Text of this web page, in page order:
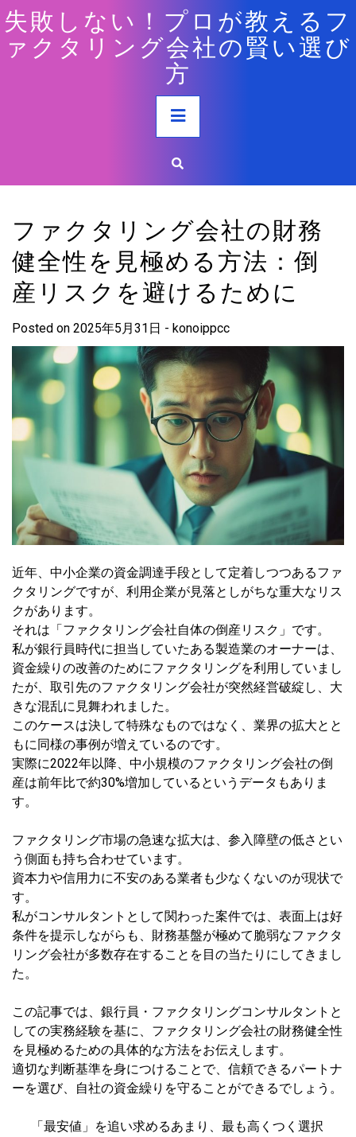
Skip
to
content
失敗しない！プロが教えるフ
ァクタリング会社の賢い選び
方
Primary
Menu
ファクタリング会社の財務
健全性を見極める方法：倒
産リスクを避けるために
Posted on 2025年5月31日 - konoippcc
近年、中小企業の資金調達手段として定着しつつあるファ
クタリングですが、利用企業が見落としがちな重大なリス
クがあります。
それは「ファクタリング会社自体の倒産リスク」です。
私が銀行員時代に担当していたある製造業のオーナーは、
資金繰りの改善のためにファクタリングを利用していまし
たが、取引先のファクタリング会社が突然経営破綻し、大
きな混乱に見舞われました。
このケースは決して特殊なものではなく、業界の拡大とと
もに同様の事例が増えているのです。
実際に2022年以降、中小規模のファクタリング会社の倒
産は前年比で約30%増加しているというデータもありま
す。
ファクタリング市場の急速な拡大は、参入障壁の低さとい
う側面も持ち合わせています。
資本力や信用力に不安のある業者も少なくないのが現状で
す。
私がコンサルタントとして関わった案件では、表面上は好
条件を提示しながらも、財務基盤が極めて脆弱なファクタ
リング会社が多数存在することを目の当たりにしてきまし
た。
この記事では、銀行員・ファクタリングコンサルタントと
しての実務経験を基に、ファクタリング会社の財務健全性
を見極めるための具体的な方法をお伝えします。
適切な判断基準を身につけることで、信頼できるパートナ
ーを選び、自社の資金繰りを守ることができるでしょう。
「最安値」を追い求めるあまり、最も高くつく選択